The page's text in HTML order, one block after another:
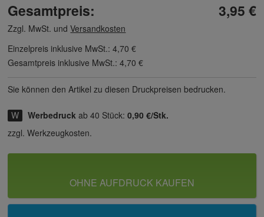
Gesamtpreis: 3,95 €
Zzgl. MwSt. undVersandkosten
Einzelpreis inklusive MwSt.:4,70 €
Gesamtpreis inklusive MwSt.:4,70 €
Sie können den Artikel zu diesen Druck­preisen bedrucken.
Werbedruck ab 40 Stück:0,90 €/Stk.
zzgl. Werkzeugkosten.
OHNE AUFDRUCK KAUFEN